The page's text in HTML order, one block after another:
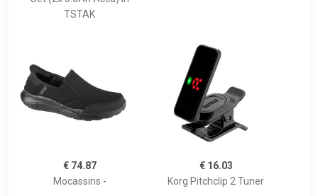
TSTAK
€ 74.87
Mocassins -
€ 16.03
Korg Pitchclip 2 Tuner